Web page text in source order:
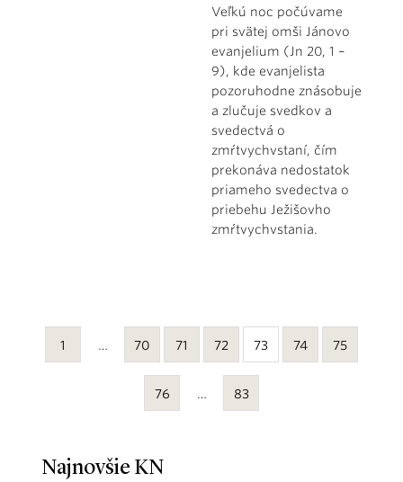
Veľkú noc počúvame
pri svätej omši Jánovo
evanjelium (Jn 20, 1 –
9), kde evanjelista
pozoruhodne znásobuje
a zlučuje svedkov a
svedectvá o
zmŕtvychvstaní, čím
prekonáva nedostatok
priameho svedectva o
priebehu Ježišovho
zmŕtvychvstania.
1 … 70 71 72 73 74 75
76 … 83
Najnovšie KN